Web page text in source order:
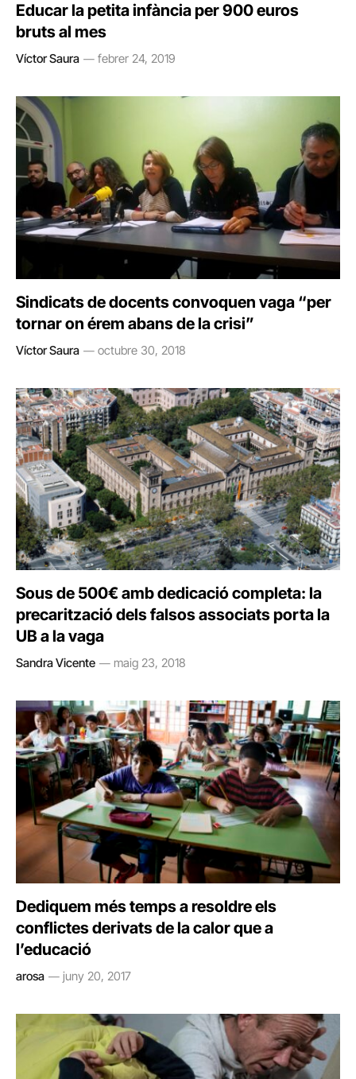
Educar la petita infància per 900 euros
bruts al mes
Víctor Saura febrer 24, 2019
Sindicats de docents convoquen vaga “per
tornar on érem abans de la crisi”
Víctor Saura octubre 30, 2018
Sous de 500€ amb dedicació completa: la
precarització dels falsos associats porta la
UB a la vaga
Sandra Vicente maig 23, 2018
Dediquem més temps a resoldre els
conflictes derivats de la calor que a
l’educació
arosa juny 20, 2017